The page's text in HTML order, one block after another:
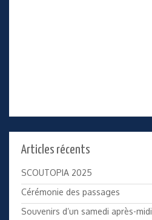
Articles récents
SCOUTOPIA 2025
Cérémonie des passages
Souvenirs d’un samedi après-midi